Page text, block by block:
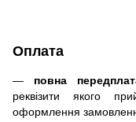
Оплата
— повна
реквізити якого
оформлення